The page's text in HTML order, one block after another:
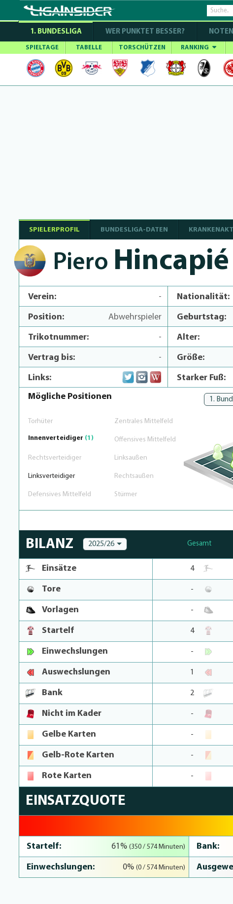
1. BUNDESLIGA WER PUNKTET BESSER? NOTEN
SPIELTAGE TABELLE TORSCHÜTZEN RANKING
SPIELERPROFIL BUNDESLIGA-DATEN
Piero Hincapié
Verein: -
Position: Abwehrspieler
Trikotnummer: -
Vertrag bis: -
Links:
Nationalität:
Geburtstag:
Alter:
Größe:
Starker Fuß:
Mögliche Positionen
1.
Torhüter Zentrales Mittelfeld
Innenverteidiger (1) Offensives Mittelfeld
Rechtsverteidiger Linksaußen
Linksverteidiger Rechtsaußen
Defensives Mittelfeld Stürmer
BILANZ 2025/26 Gesamt
Einsätze 4
Tore -
Vorlagen -
Startelf 4
Einwechslungen -
Auswechslungen 1
Bank 2
Nicht im Kader -
Gelbe Karten -
Gelb-Rote Karten -
Rote Karten -
EINSATZQUOTE
Startelf: 61%(350 / 574 Minuten) Bank:
Einwechslungen: 0%(0 / 574 Minuten)